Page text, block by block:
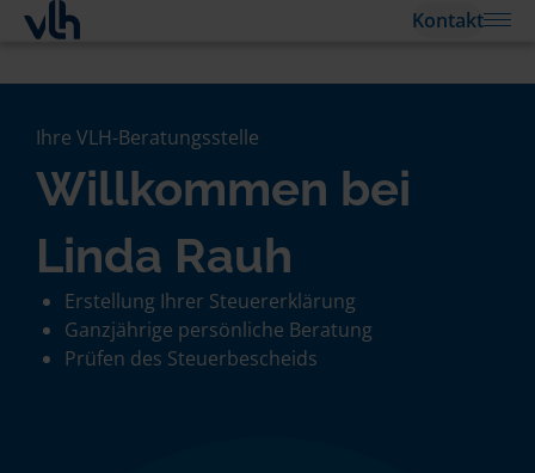
Kontakt
Ihre VLH-Beratungsstelle
Willkommen bei
Linda Rauh
Erstellung Ihrer Steuererklärung
Ganzjährige persönliche Beratung
Prüfen des Steuerbescheids